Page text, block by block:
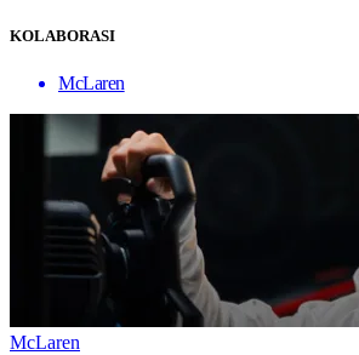
KOLABORASI
McLaren
McLaren